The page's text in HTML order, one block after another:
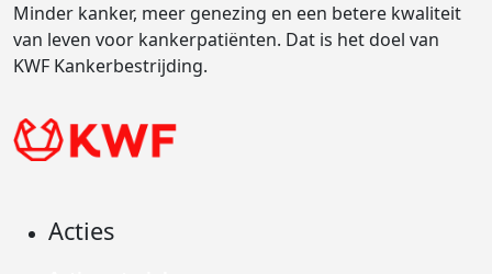
Minder kanker, meer genezing en een betere kwaliteit
van leven voor kankerpatiënten. Dat is het doel van
KWF Kankerbestrijding.
Acties